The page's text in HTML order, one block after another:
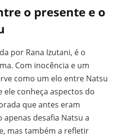
o presente e o
por Rana Izutani, é o
Com inocência e um
como um elo entre Natsu
conheça aspectos do
que antes eram
desafia Natsu a
mas também a refletir